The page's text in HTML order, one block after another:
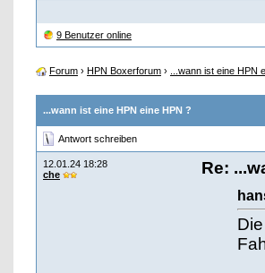
9 Benutzer online
Forum › HPN Boxerforum › ...wann ist eine HPN
...wann ist eine HPN eine HPN ?
Antwort schreiben
12.01.24 18:28
che
Re: